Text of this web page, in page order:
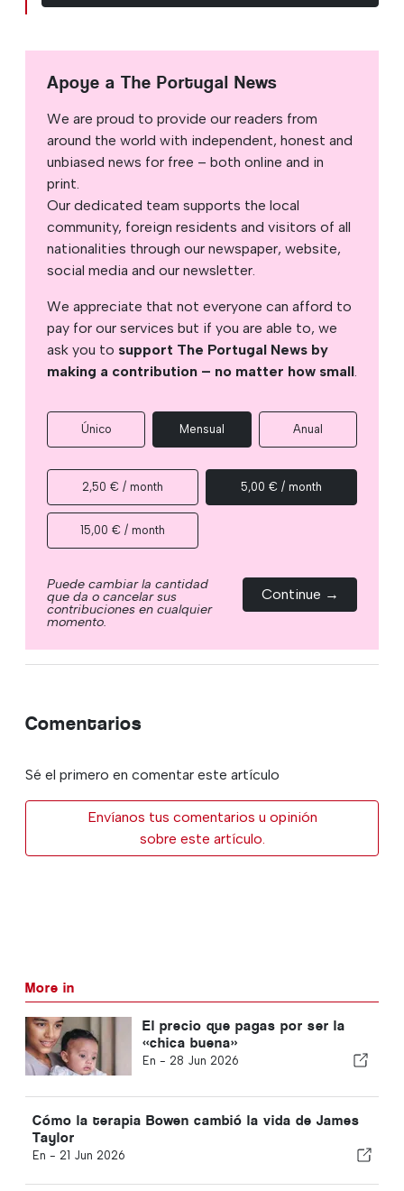
Apoye a The Portugal News
We are proud to provide our readers from
around the world with independent, honest and
unbiased news for free – both online and in
print.
Our dedicated team supports the local
community, foreign residents and visitors of all
nationalities through our newspaper, website,
social media and our newsletter.
We appreciate that not everyone can afford to
pay for our services but if you are able to, we
ask you to support The Portugal News by
making a contribution – no matter how small
Único Mensual Anual
2,50 € / month 5,00 € / month
15,00 € / month
Puede cambiar la cantidad
que da o cancelar sus
contribuciones en cualquier
momento.
Continue →
Comentarios
Sé el primero en comentar este artículo
Envíanos tus comentarios u opinión
sobre este artículo.
More in
El precio que pagas por ser la
«chica buena»
En - 28 Jun 2026
Cómo la terapia Bowen cambió la vida de James
Taylor
En - 21 Jun 2026